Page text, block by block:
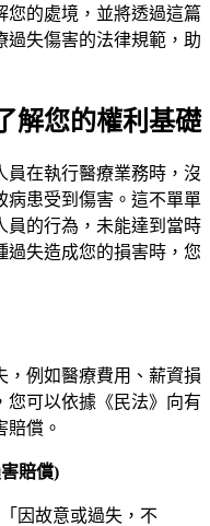
您的處境，並將透過這篇
過失傷害的法律規範，助
解您的權利基礎
員在執行醫療業務時，沒
病患受到傷害。這不單單
員的行為，未能達到當時
過失造成您的損害時，您
，例如醫療費用、薪資損
您可以依據《民法》向有
賠償。
賠償)
因故意或過失，不